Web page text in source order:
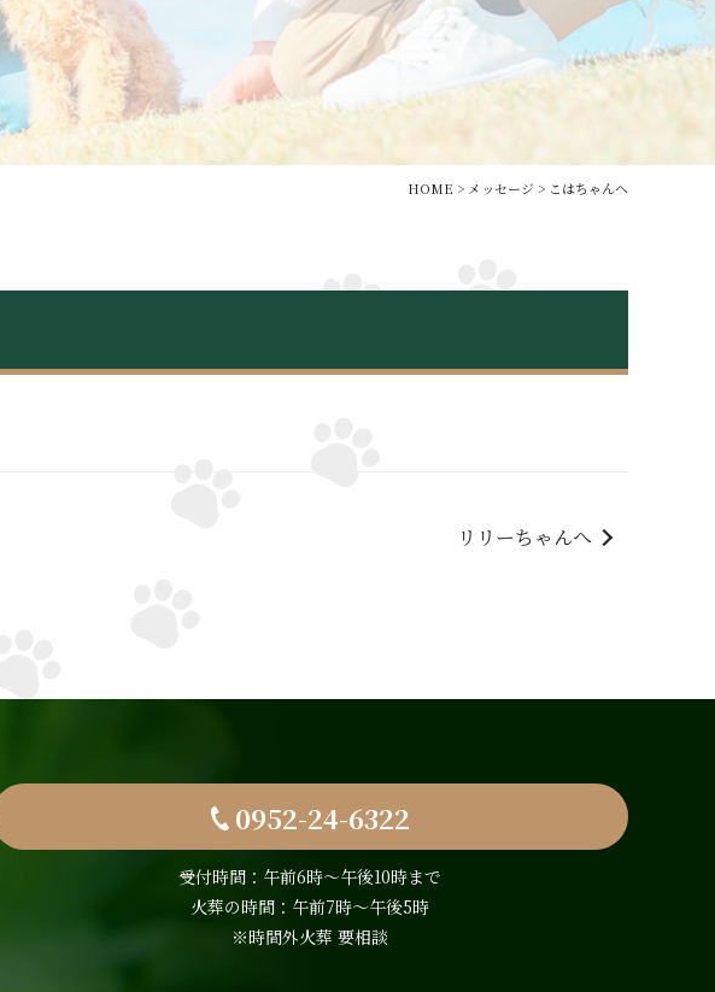
HOME > メッセージ > こはちゃんへ
リリーちゃんへ
0952-24-6322
受付時間：午前6時〜午後10時まで
火葬の時間：午前7時～午後5時
※時間外火葬 要相談